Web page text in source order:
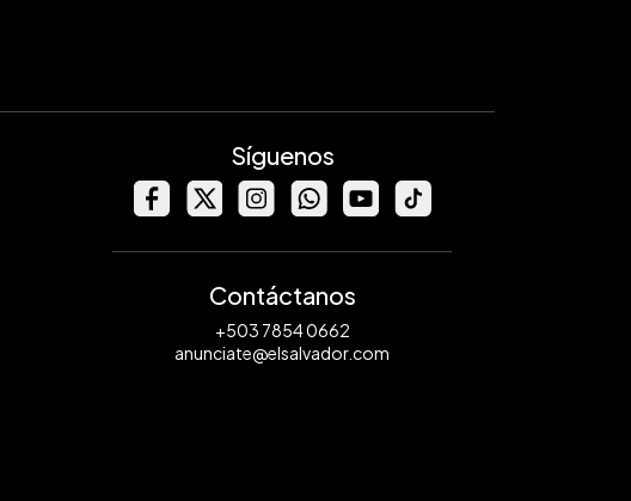
Síguenos
Contáctanos
+503 7854 0662
anunciate@elsalvador.com